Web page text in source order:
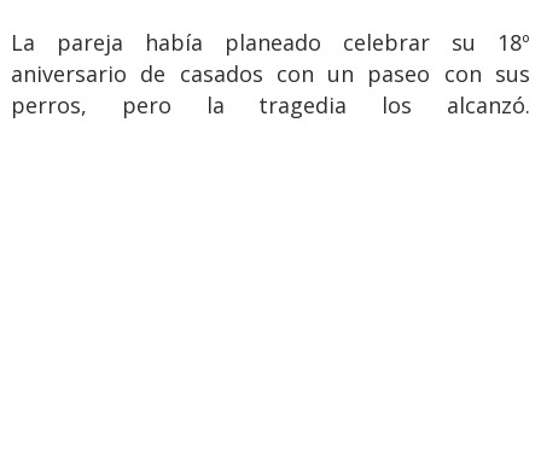
La pareja había planeado celebrar su 18º
aniversario de casados con un paseo con sus
perros, pero la tragedia los alcanzó.